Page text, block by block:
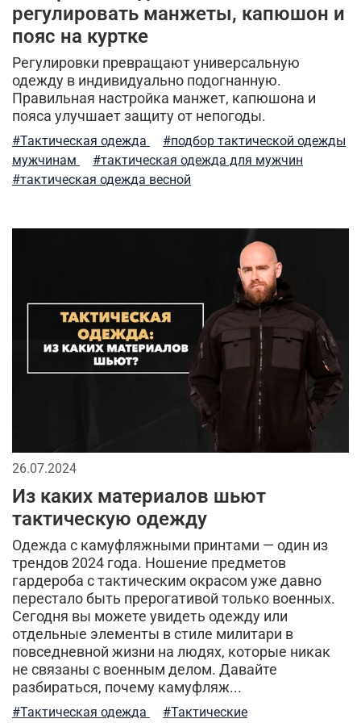
рубашки милитари брюки-карго
индивидуальный стиль мужчины
спортивные брюки камуфляж легкость ухода
туристический рюкзак куртка на синтепоне
балаклава
стильная толстовка 5.11 tactical
натуральный хлопок дизайнерские вещи
милитари брюки
аляска куртка
мужская одежда утепленная куртка
флисовая одежда летний стиль
спортивные куртки комфорт
стильные шорты отдых теплая одежда
бесшовное женское термобелье
осенняя мужская одежда трикотажные брюки
мужской стиль классическая шапка
компрессионное термобелье трикотажные шорты
регулировать манжеты, капюшон и
пояс на куртке
Регулировки превращают универсальную
одежду в индивидуально подогнанную.
Правильная настройка манжет, капюшона и
пояса улучшает защиту от непогоды.
#Тактическая одежда
#подбор тактической одежды
мужчинам
#тактическая одежда для мужчин
#тактическая одежда весной
26.07.2024
Из каких материалов шьют
тактическую одежду
Одежда с камуфляжными принтами — один из
трендов 2024 года. Ношение предметов
гардероба с тактическим окрасом уже давно
перестало быть прерогативой только военных.
Сегодня вы можете увидеть одежду или
отдельные элементы в стиле милитари в
повседневной жизни на людях, которые никак
не связаны с военным делом. Давайте
разбираться, почему камуфляж...
#Тактическая одежда #Тактические